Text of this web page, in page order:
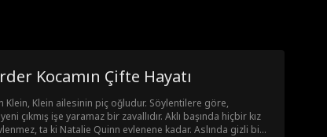
Kocamın Çifte Hayatı
Klein, Klein ailesinin piç oğludur. Söylentilere göre,
çıkmış işe yaramaz bir zavallıdır. Aklı başında hiçbir kız
ta ki Natalie Quinn evlenene kadar. Aslında gizli bir